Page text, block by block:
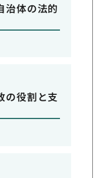
治体の法的
の役割と支